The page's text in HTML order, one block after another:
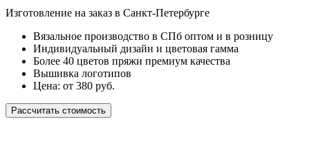
Изготовление на заказ в Санкт-Петербурге
Вязальное производство в СПб оптом и в розницу
Индивидуальный дизайн и цветовая гамма
Более 40 цветов пряжи премиум качества
Вышивка логотипов
Цена: от 380 руб.
Рассчитать стоимость